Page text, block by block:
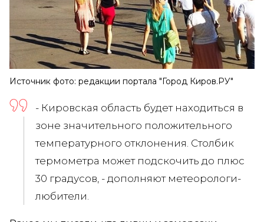
Источник фото: редакции портала "Город Киров.РУ"
- Кировская область будет находиться в
зоне значительного положительного
температурного отклонения. Столбик
термометра может подскочить до плюс
30 градусов, - дополняют метеорологи-
любители.